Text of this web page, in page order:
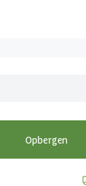
Opbergen